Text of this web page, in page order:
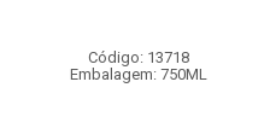
Código: 13718
Embalagem: 750ML